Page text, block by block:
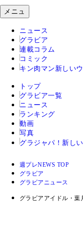
メニュ
ニュース
グラビア
連載コラム
コミック
キン肉マン 新しい
トップ
グラビア一覧
ニュース
ランキング
動画
写真
グラジャパ！ 新し
週プレNEWS TOP
グラビア
グラビアニュース
グラビアアイドル・